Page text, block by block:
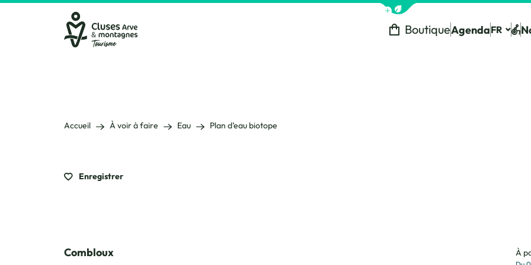
Afficher la barre de navigation
BoutiqueAgendaFR
Accueil À voir à faire Eau Plan d’eau biotope
Enregistrer
Combloux À